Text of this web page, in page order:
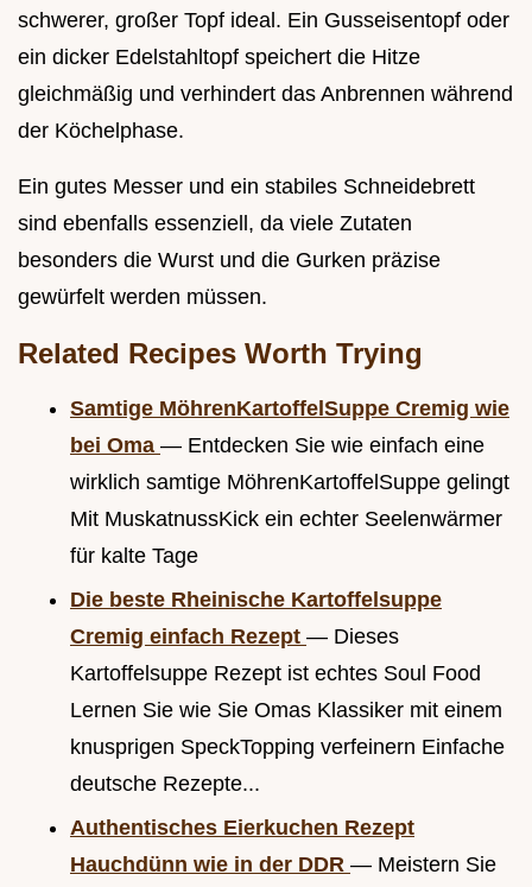
schwerer, großer Topf ideal. Ein Gusseisentopf oder
ein dicker Edelstahltopf speichert die Hitze
gleichmäßig und verhindert das Anbrennen während
der Köchelphase.
Ein gutes Messer und ein stabiles Schneidebrett
sind ebenfalls essenziell, da viele Zutaten
besonders die Wurst und die Gurken präzise
gewürfelt werden müssen.
Related Recipes Worth Trying
Samtige MöhrenKartoffelSuppe Cremig wie
bei Oma — Entdecken Sie wie einfach eine
wirklich samtige MöhrenKartoffelSuppe gelingt
Mit MuskatnussKick ein echter Seelenwärmer
für kalte Tage
Die beste Rheinische Kartoffelsuppe
Cremig einfach Rezept — Dieses
Kartoffelsuppe Rezept ist echtes Soul Food
Lernen Sie wie Sie Omas Klassiker mit einem
knusprigen SpeckTopping verfeinern Einfache
deutsche Rezepte...
Authentisches Eierkuchen Rezept
Hauchdünn wie in der DDR — Meistern Sie